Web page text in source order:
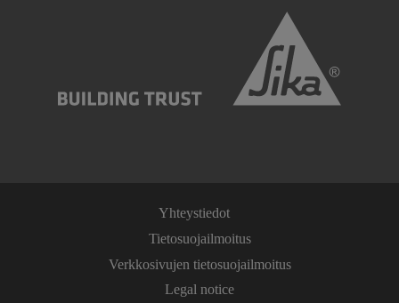
Yhteystiedot
Tietosuojailmoitus
Verkkosivujen tietosuojailmoitus
Legal notice